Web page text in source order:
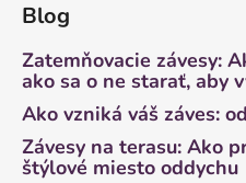
Blog
Zatemňovacie závesy:
ako sa o ne starať, aby
Ako vzniká váš záves:
Závesy na terasu: Ako
štýlové miesto oddychu